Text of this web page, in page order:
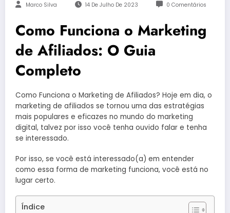
Marco Silva 14 De Julho De 2023 0 Comentários
Como Funciona o Marketing
de Afiliados: O Guia
Completo
Como Funciona o Marketing de Afiliados? Hoje em dia, o
marketing de afiliados se tornou uma das estratégias
mais populares e eficazes no mundo do marketing
digital, talvez por isso você tenha ouvido falar e tenha
se interessado.
Por isso, se você está interessado(a) em entender
como essa forma de marketing funciona, você está no
lugar certo.
Índice